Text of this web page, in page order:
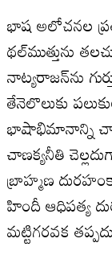
భాష అలోచనల
థ‌ల్‌ముత్తును
నాట్య‌రాజ‌న్‌ను
తేనెలొలుకు
భాషాభిమానాన్ని
చాణక్య‌నీతి
బ్రాహ్మ‌ణ
హిందీ ఆధిప‌త్య
మ‌ట్టిగ‌ర‌వ‌క త‌ప్ప‌దు